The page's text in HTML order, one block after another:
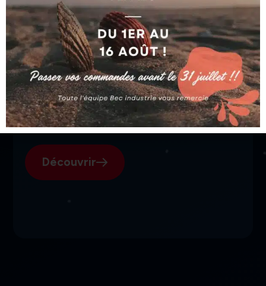
SGI, votre fournisseur suisse
pour l'électroérosion.
Découvrir